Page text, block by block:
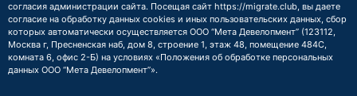
согласия администрации сайта. Посещая сайт https://migrate.club, вы даете
согласие на обработку данных cookies и иных пользовательских данных, сбор
которых автоматически осуществляется ООО “Мета Девелопмент” (123112,
Москва г, Пресненская наб, дом 8, строение 1, этаж 48, помещение 484С,
комната 6, офис 2-Б) на условиях «Положения об обработке персональных
данных ООО “Мета Девелопмент”».